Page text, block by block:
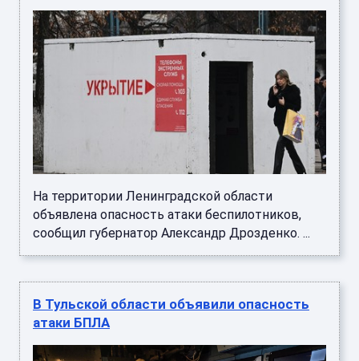
На территории Ленинградской области
объявлена опасность атаки беспилотников,
сообщил губернатор Александр Дрозденко. ...
В Тульской области объявили опасность
атаки БПЛА